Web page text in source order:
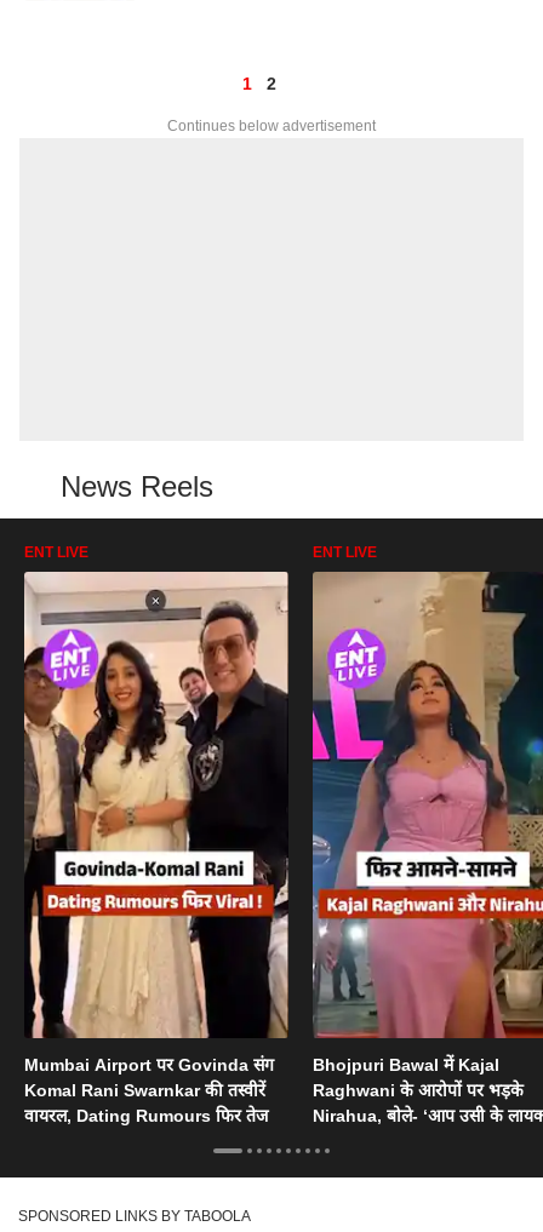
1 2
Continues below advertisement
News Reels
ENT LIVE
Mumbai Airport पर Govinda संग
Komal Rani Swarnkar की तस्वीरें
वायरल, Dating Rumours फिर तेज
ENT LIVE
Bhojpuri Bawal में Kajal
Raghwani के आरोपों पर भड़के
Nirahua, बोले- ‘आप उसी के लायक
SPONSORED LINKS BY TABOOLA